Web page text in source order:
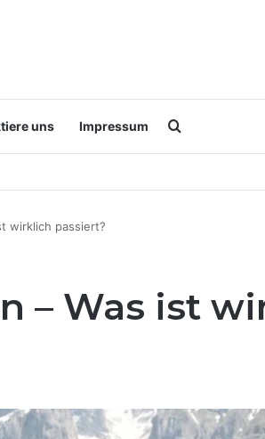
uns Impressum Search for
wirklich passiert?
– Was ist